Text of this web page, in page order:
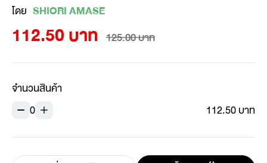
โดย SHIORI AMASE
112.50 บาท 125.00 บาท
จำนวนสินค้า
0
112.50 บาท